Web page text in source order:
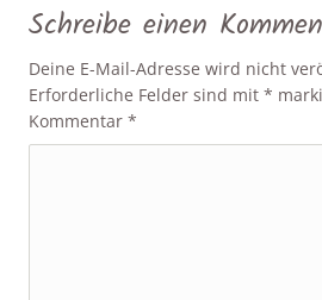
Schreibe einen
Deine E-Mail-Adresse wird nicht
Erforderliche Felder sind mit*
Kommentar*